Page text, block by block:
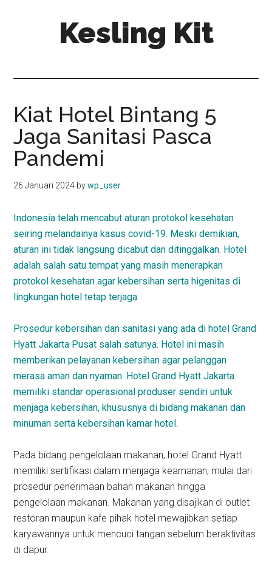
Kesling Kit
Kiat Hotel Bintang 5
Jaga Sanitasi Pasca
Pandemi
26 Januari 2024 bywp_user
Indonesia telah mencabut aturan protokol kesehatan
seiring melandainya kasus covid-19. Meski demikian,
aturan ini tidak langsung dicabut dan ditinggalkan. Hotel
adalah salah satu tempat yang masih menerapkan
protokol kesehatan agar kebersihan serta higenitas di
lingkungan hotel tetap terjaga.
Prosedur kebersihan dan sanitasi yang ada di hotel Grand
Hyatt Jakarta Pusat salah satunya. Hotel ini masih
memberikan pelayanan kebersihan agar pelanggan
merasa aman dan nyaman. Hotel Grand Hyatt Jakarta
memiliki standar operasional produser sendiri untuk
menjaga kebersihan, khususnya di bidang makanan dan
minuman serta kebersihan kamar hotel.
Pada bidang pengelolaan makanan, hotel Grand Hyatt
memiliki sertifikasi dalam menjaga keamanan, mulai dari
prosedur penerimaan bahan makanan hingga
pengelolaan makanan. Makanan yang disajikan di outlet
restoran maupun kafe pihak hotel mewajibkan setiap
karyawannya untuk mencuci tangan sebelum beraktivitas
di dapur.